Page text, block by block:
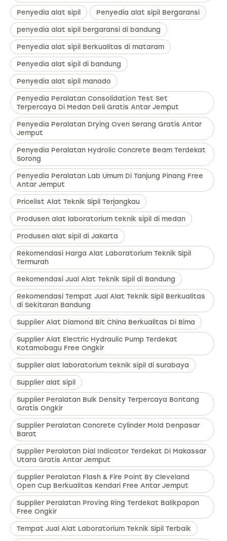
Penyedia alat sipil Penyedia alat sipil Bergaransi
penyedia alat sipil bergaransi di bandung
Penyedia alat sipil Berkualitas di mataram
Penyedia alat sipil di bandung
Penyedia alat sipil manado
Penyedia Peralatan Consolidation Test Set
Terpercaya Di Medan Deli Gratis Antar Jemput
Penyedia Peralatan Drying Oven Serang Gratis Antar
Jemput
Penyedia Peralatan Hydrolic Concrete Beam Terdekat
Sorong
Penyedia Peralatan Lab Umum Di Tanjung Pinang Free
Antar Jemput
Pricelist Alat Teknik Sipil Terjangkau
Produsen alat laboratorium teknik sipil di medan
Produsen alat sipil di Jakarta
Rekomendasi Harga Alat Laboratorium Teknik Sipil
Termurah
Rekomendasi Jual Alat Teknik Sipil di Bandung
Rekomendasi Tempat Jual Alat Teknik Sipil Berkualitas
di Sekitaran Bandung
Supplier Alat Diamond Bit China Berkualitas Di Bima
Supplier Alat Electric Hydraulic Pump Terdekat
Kotamobagu Free Ongkir
Supplier alat laboratorium teknik sipil di surabaya
Supplier alat sipil
Supplier Peralatan Bulk Density Terpercaya Bontang
Gratis Ongkir
Supplier Peralatan Concrete Cylinder Mold Denpasar
Barat
Supplier Peralatan Dial Indicator Terdekat Di Makassar
Utara Gratis Antar Jemput
Supplier Peralatan Flash & Fire Point By Cleveland
Open Cup Berkualitas Kendari Free Antar Jemput
Supplier Peralatan Proving Ring Terdekat Balikpapan
Free Ongkir
Tempat Jual Alat Laboratorium Teknik Sipil Terbaik